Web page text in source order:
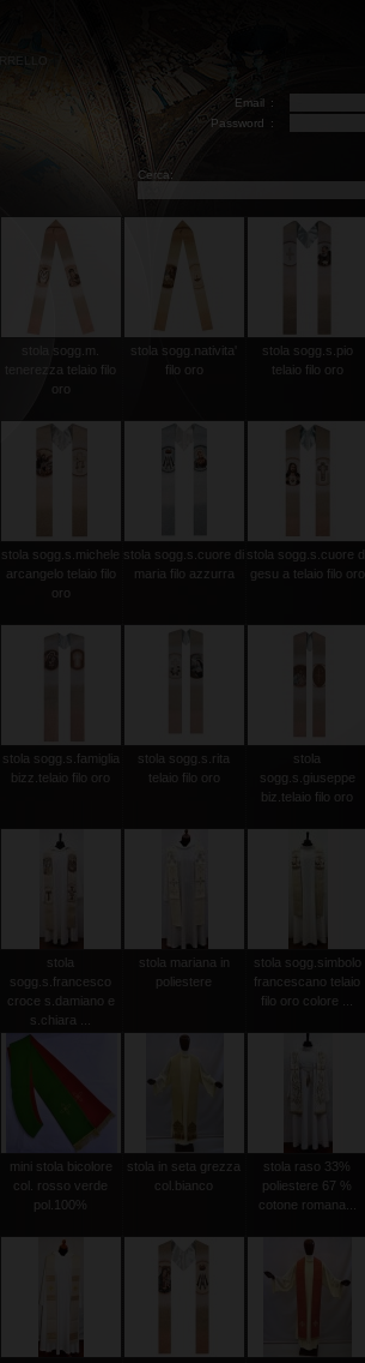
Email :
Password
:
Cerca:
stola sogg.m.
tenerezza telaio filo
oro
stola sogg.nativita'
filo oro
stola sogg.s.pio
telaio filo oro
stola sogg.s.michele
arcangelo telaio filo
oro
stola sogg.s.cuore di
maria filo azzurra
stola sogg.s.cuore di
gesu a telaio filo oro
stola sogg.s.famiglia
bizz.telaio filo oro
stola sogg.s.rita
telaio filo oro
stola
sogg.s.giuseppe
biz.telaio filo oro
stola
sogg.s.francesco
croce s.damiano e
s.chiara ...
stola mariana in
poliestere
stola sogg.simbolo
francescano telaio
filo oro colore ...
mini stola bicolore
col. rosso verde
pol.100%
stola in seta grezza
col.bianco
stola raso 33%
poliestere 67 %
cotone romana...